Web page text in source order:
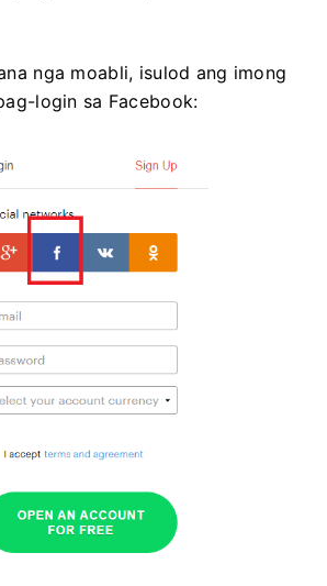
nga moabli, isulod ang imong
login sa Facebook: